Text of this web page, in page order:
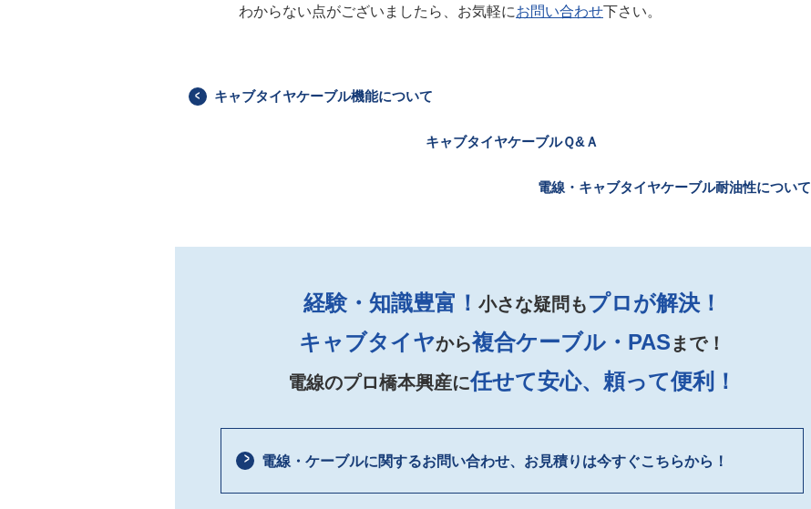
わからない点がございましたら、お気軽にお問い合わせ下さい。
キャブタイヤケーブル機能について
キャブタイヤケーブルＱ&Ａ
電線・キャブタイヤケーブル耐油性について
経験・知識豊富！ 小さな疑問もプロが解決！
キャブタイヤから複合ケーブル・PAS まで！
電線のプロ橋本興産に任せて安心、頼って便利！
電線・ケーブルに関するお問い合わせ、お見積りは今すぐこちらから！